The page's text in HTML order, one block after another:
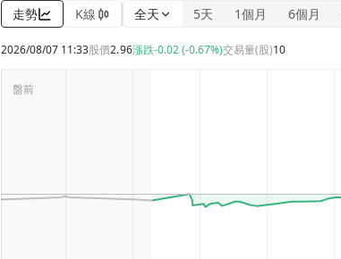
走勢 K線 全天 5天 1個月 6個月
2026/08/07 11:33股價2.96漲跌-0.02 (-0.67%)交易量(股)10